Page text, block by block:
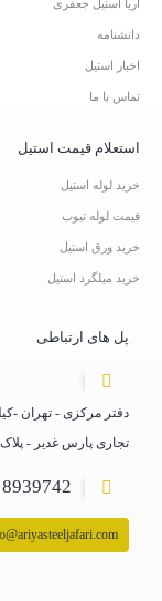
آریا استیل جعفری
دانشنامه
اخبار استیل
تماس با ما
استعلام قیمت استیل
خرید لوله استیل
قیمت لوله تیوب
خرید ورق استیل
خرید میلگرد استیل
پل های ارتباطی
تجاری پارس غدیر - پلاک 82
8939742